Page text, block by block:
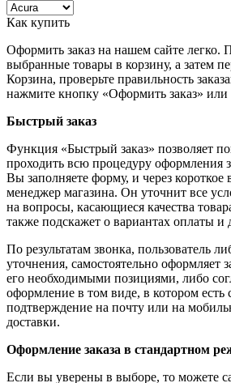
Как купить
Оформить заказ на нашем сайте легко.
выбранные товары в корзину, а затем
Корзина, проверьте правильность
нажмите кнопку «Оформить заказ» или
Быстрый заказ
Функция «Быстрый заказ» позволяет
проходить всю процедуру оформления
Вы заполняете форму, и через короткое
менеджер магазина. Он уточнит все
на вопросы, касающиеся качества
также подскажет о вариантах оплаты и
По результатам звонка, пользователь
уточнения, самостоятельно оформляет
его необходимыми позициями, либо
оформление в том виде, в котором есть
подтверждение на почту или на
доставки.
Оформление заказа в стандартном
Если вы уверены в выборе, то можете